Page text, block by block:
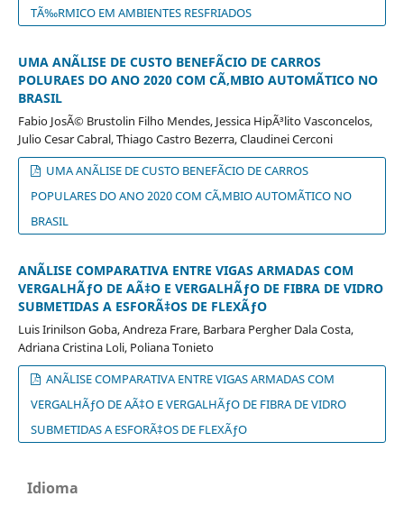
TÃ‰RMICO EM AMBIENTES RESFRIADOS
UMA ANÃLISE DE CUSTO BENEFÃCIO DE CARROS
POLURAES DO ANO 2020 COM CÃ‚MBIO AUTOMÃTICO NO
BRASIL
Fabio JosÃ© Brustolin Filho Mendes, Jessica HipÃ³lito Vasconcelos,
Julio Cesar Cabral, Thiago Castro Bezerra, Claudinei Cerconi
UMA ANÃLISE DE CUSTO BENEFÃCIO DE CARROS
POPULARES DO ANO 2020 COM CÃ‚MBIO AUTOMÃTICO NO
BRASIL
ANÃLISE COMPARATIVA ENTRE VIGAS ARMADAS COM
VERGALHÃƒO DE AÃ‡O E VERGALHÃƒO DE FIBRA DE VIDRO
SUBMETIDAS A ESFORÃ‡OS DE FLEXÃƒO
Luis Irinilson Goba, Andreza Frare, Barbara Pergher Dala Costa,
Adriana Cristina Loli, Poliana Tonieto
ANÃLISE COMPARATIVA ENTRE VIGAS ARMADAS COM
VERGALHÃƒO DE AÃ‡O E VERGALHÃƒO DE FIBRA DE VIDRO
SUBMETIDAS A ESFORÃ‡OS DE FLEXÃƒO
Idioma